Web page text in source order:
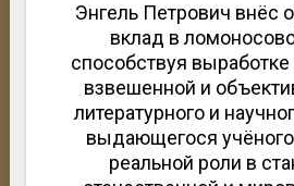
Энгель Петрович внёс
вклад в
способствуя
взвешенной и
литературного и
выдающегося
реальной роли в